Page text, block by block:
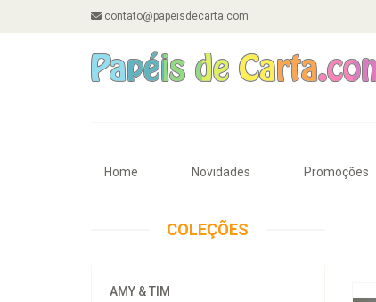
contato@papeisdecarta.com
Home Novidades Promoções
COLEÇÕES
AMY & TIM